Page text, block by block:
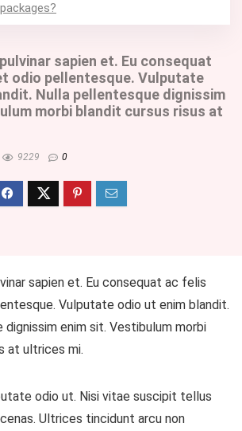
sapien et. Eu consequat
odio pellentesque. Vulputate
Nulla pellentesque dignissim
morbi blandit cursus risus at
9229 0
sapien et. Eu consequat ac felis
Vulputate odio ut enim blandit.
dignissim enim sit. Vestibulum morbi
at ultrices mi.
odio ut. Nisi vitae suscipit tellus
Ultrices tincidunt arcu non